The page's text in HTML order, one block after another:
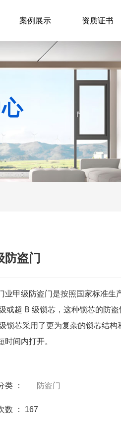
案例展示 资质证书
防盗门
业甲级防盗门是按照国家标准生
或超 B 级锁芯，这种锁芯的防
锁芯采用了更为复杂的锁芯结
时间内打开。
类 ： 防盗门
数 ： 167